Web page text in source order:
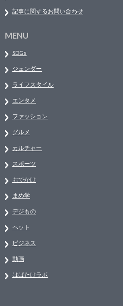
記事に関するお問い合わせ
MENU
SDGs
ジェンダー
ライフスタイル
エンタメ
ファッション
グルメ
カルチャー
スポーツ
おでかけ
まめ学
デジもの
ペット
ビジネス
動画
はばたけラボ